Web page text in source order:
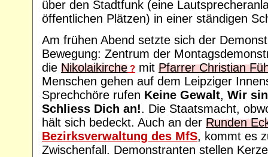
über den Stadtfunk (eine
öffentlichen Plätzen) in einer ständigen
Am frühen Abend setzte sich der
Bewegung: Zentrum der
die Nikolaikirche ? mit Pfarrer Christian
Menschen gehen auf dem Leipziger
Sprechchöre rufen Keine Gewalt, Wir
Schliess Dich an!. Die Staatsmacht,
hält sich bedeckt. Auch an der Runden
Bezirksverwaltung des MfS, kommt es
Zwischenfall. Demonstranten stellen